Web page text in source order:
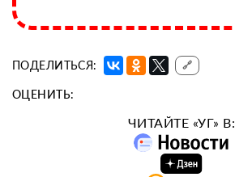
ПОДЕЛИТЬСЯ: 🔗
ОЦЕНИТЬ:
ЧИТАЙТЕ «УГ» В: